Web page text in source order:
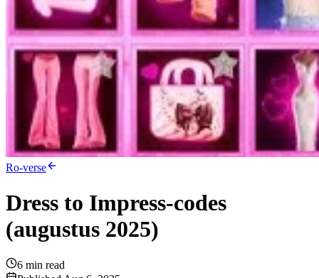
Ro-verse
Dress to Impress-codes
(augustus 2025)
6 min read